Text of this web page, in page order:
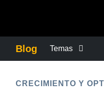
Blog Temas
CRECIMIENTO Y